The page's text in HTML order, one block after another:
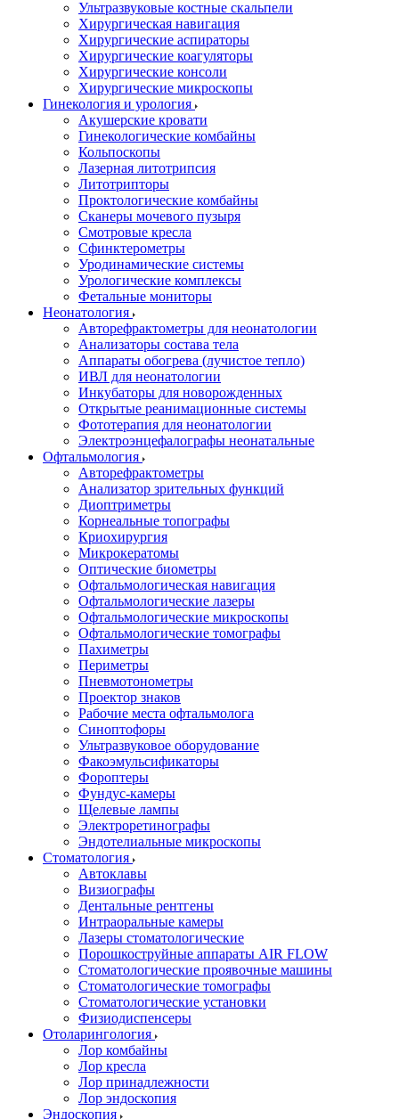
Ультразвуковые костные скальпели
Хирургическая навигация
Хирургические аспираторы
Хирургические коагуляторы
Хирургические консоли
Хирургические микроскопы
Гинекология и урология
Акушерские кровати
Гинекологические комбайны
Кольпоскопы
Лазерная литотрипсия
Литотрипторы
Проктологические комбайны
Сканеры мочевого пузыря
Смотровые кресла
Сфинктерометры
Уродинамические системы
Урологические комплексы
Фетальные мониторы
Неонатология
Авторефрактометры для неонатологии
Анализаторы состава тела
Аппараты обогрева (лучистое тепло)
ИВЛ для неонатологии
Инкубаторы для новорожденных
Открытые реанимационные системы
Фототерапия для неонатологии
Электроэнцефалографы неонатальные
Офтальмология
Авторефрактометры
Анализатор зрительных функций
Диоптриметры
Корнеальные топографы
Криохирургия
Микрокератомы
Оптические биометры
Офтальмологическая навигация
Офтальмологические лазеры
Офтальмологические микроскопы
Офтальмологические томографы
Пахиметры
Периметры
Пневмотонометры
Проектор знаков
Рабочие места офтальмолога
Синоптофоры
Ультразвуковое оборудование
Факоэмульсификаторы
Фороптеры
Фундус-камеры
Щелевые лампы
Электроретинографы
Эндотелиальные микроскопы
Стоматология
Автоклавы
Визиографы
Дентальные рентгены
Интраоральные камеры
Лазеры стоматологические
Порошкоструйные аппараты AIR FLOW
Стоматологические проявочные машины
Стоматологические томографы
Стоматологические установки
Физиодиспенсеры
Отоларингология
Лор комбайны
Лор кресла
Лор принадлежности
Лор эндоскопия
Эндоскопия